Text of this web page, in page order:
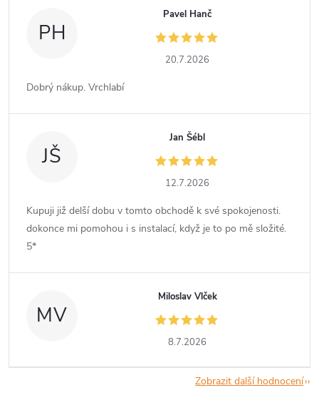
PH
Pavel Hanč
20.7.2026
Dobrý nákup. Vrchlabí
JŠ
Jan Šébl
12.7.2026
Kupuji již delší dobu v tomto obchodě k své spokojenosti.
dokonce mi pomohou i s instalací, když je to po mě složité.
5*
MV
Miloslav Vlček
8.7.2026
Zobrazit další hodnocení